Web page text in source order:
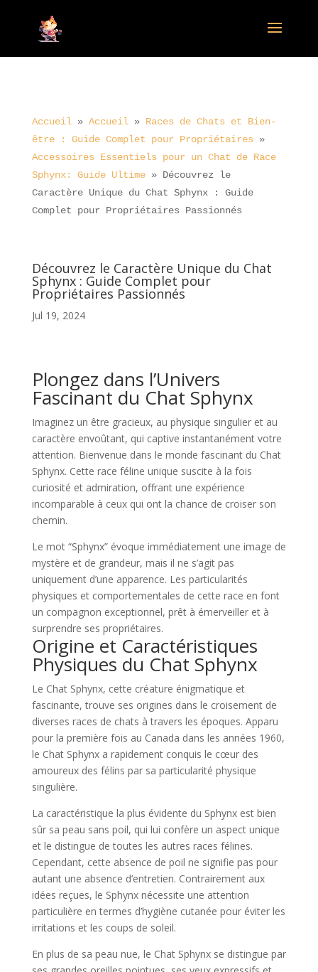
Accueil» Accueil» Races de Chats et Bien-
être : Guide Complet pour Propriétaires»
Accessoires Essentiels pour un Chat de Race
Sphynx: Guide Ultime» Découvrez le
Caractère Unique du Chat Sphynx : Guide
Complet pour Propriétaires Passionnés
Découvrez le Caractère Unique du Chat
Sphynx : Guide Complet pour
Propriétaires Passionnés
Jul 19, 2024
Plongez dans l’Univers
Fascinant du Chat Sphynx
Imaginez un être gracieux, au physique singulier et au
caractère envoûtant, qui captive instantanément votre
attention. Bienvenue dans le monde fascinant du Chat
Sphynx. Cette race féline unique suscite à la fois
curiosité et admiration, offrant une expérience
incomparable à ceux qui ont la chance de croiser son
chemin.
Le mot “Sphynx” évoque immédiatement une image de
mystère et de grandeur, mais il ne s’agit pas
uniquement d’une apparence. Les particularités
physiques et comportementales de cette race en font
un compagnon exceptionnel, prêt à émerveiller et à
surprendre ses propriétaires.
Origine et Caractéristiques
Physiques du Chat Sphynx
Le Chat Sphynx, cette créature énigmatique et
fascinante, trouve ses origines dans le croisement de
diverses races de chats à travers les époques. Apparu
pour la première fois au Canada dans les années 1960,
le Chat Sphynx a rapidement conquis le cœur des
amoureux des félins par sa particularité physique
singulière.
La caractéristique la plus évidente du Sphynx est bien
sûr sa peau sans poil, qui lui confère un aspect unique
et le distingue de toutes les autres races félines.
Cependant, cette absence de poil ne signifie pas pour
autant une absence d’entretien. Contrairement aux
idées reçues, le Sphynx nécessite une attention
particulière en termes d’hygiène cutanée pour éviter les
irritations et les coups de soleil.
En plus de sa peau nue, le Chat Sphynx se distingue par